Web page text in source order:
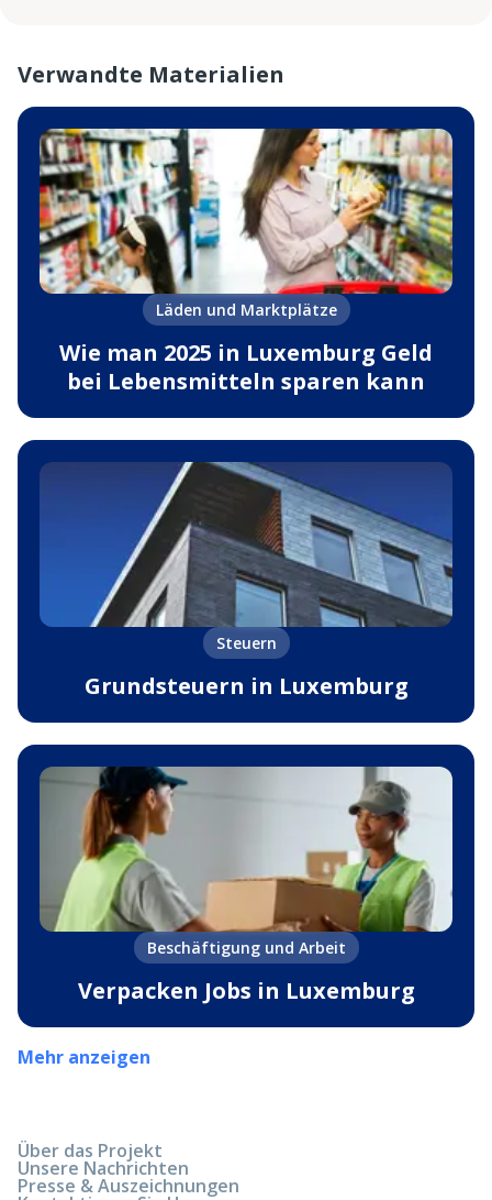
Verwandte Materialien
Läden und Marktplätze
Wie man 2025 in Luxemburg Geld
bei Lebensmitteln sparen kann
Steuern
Grundsteuern in Luxemburg
Beschäftigung und Arbeit
Verpacken Jobs in Luxemburg
Mehr anzeigen
Über das Projekt
Unsere Nachrichten
Presse & Auszeichnungen